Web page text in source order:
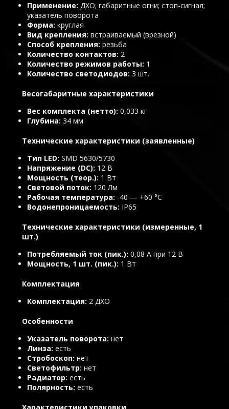
Применение ДХО; габаритные огни; стоп-сигнал;
указатель поворота
Форма круглая
Вид крепления встраиваемый (врезной)
Способ крепления резьба
Количество контактов 2
Количество режимов работы 1
Количество светодиодов 3 шт.
Весогабаритные характеристики
Вес комплекта (нетто) 0,033 кг
Глубина 34 мм
Технические характеристики (заявленные)
Тип LED SMD 5630/5730
Напряжение (DC) 12 В
Мощность (теор.) 1 Вт
Световой поток 120 Лм
Рабочая температура -40 — +60 °C
Водонепроницаемость IP65
Технические характеристики (измеренные, 1
шт.)
Потребляемый ток (пик.) 0,08 А при 12 В
Мощность, 1 шт. (пик.) 1 Вт
Комплектация
Комплектация 2 ДХО
Особенности
Указатель поворота нет
Линза есть
Стробоскоп нет
Светофильтр нет
Радиатор есть
Полярность есть